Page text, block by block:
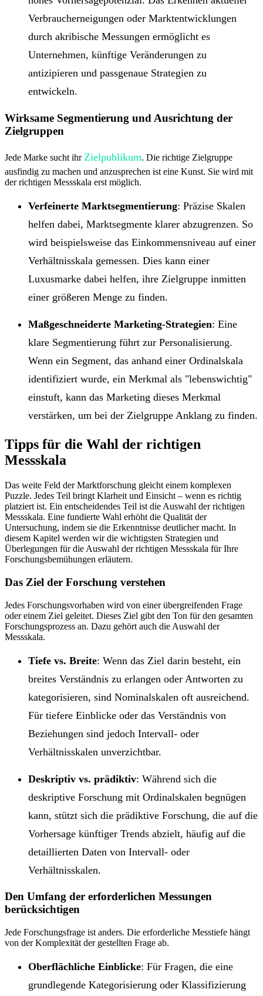
Verbraucherneigungen oder Marktentwicklungen
durch akribische Messungen ermöglicht es
Unternehmen, künftige Veränderungen zu
antizipieren und passgenaue Strategien zu
entwickeln.
Wirksame Segmentierung und Ausrichtung der
Zielgruppen
Jede Marke sucht ihrZielpublikum. Die richtige Zielgruppe
ausfindig zu machen und anzusprechen ist eine Kunst. Sie wird mit
der richtigen Messskala erst möglich.
Verfeinerte Marktsegmentierung: Präzise Skalen
helfen dabei, Marktsegmente klarer abzugrenzen. So
wird beispielsweise das Einkommensniveau auf einer
Verhältnisskala gemessen. Dies kann einer
Luxusmarke dabei helfen, ihre Zielgruppe inmitten
einer größeren Menge zu finden.
Maßgeschneiderte Marketing-Strategien: Eine
klare Segmentierung führt zur Personalisierung.
Wenn ein Segment, das anhand einer Ordinalskala
identifiziert wurde, ein Merkmal als lebenswichtig
einstuft, kann das Marketing dieses Merkmal
verstärken, um bei der Zielgruppe Anklang zu finden.
Tipps für die Wahl der richtigen
Messskala
Das weite Feld der Marktforschung gleicht einem komplexen
Puzzle. Jedes Teil bringt Klarheit und Einsicht – wenn es richtig
platziert ist. Ein entscheidendes Teil ist die Auswahl der richtigen
Messskala. Eine fundierte Wahl erhöht die Qualität der
Untersuchung, indem sie die Erkenntnisse deutlicher macht. In
diesem Kapitel werden wir die wichtigsten Strategien und
Überlegungen für die Auswahl der richtigen Messskala für Ihre
Forschungsbemühungen erläutern.
Das Ziel der Forschung verstehen
Jedes Forschungsvorhaben wird von einer übergreifenden Frage
oder einem Ziel geleitet. Dieses Ziel gibt den Ton für den gesamten
Forschungsprozess an. Dazu gehört auch die Auswahl der
Messskala.
Tiefe vs. Breite: Wenn das Ziel darin besteht, ein
breites Verständnis zu erlangen oder Antworten zu
kategorisieren, sind Nominalskalen oft ausreichend.
Für tiefere Einblicke oder das Verständnis von
Beziehungen sind jedoch Intervall- oder
Verhältnisskalen unverzichtbar.
Deskriptiv vs. prädiktiv: Während sich die
deskriptive Forschung mit Ordinalskalen begnügen
kann, stützt sich die prädiktive Forschung, die auf die
Vorhersage künftiger Trends abzielt, häufig auf die
detaillierten Daten von Intervall- oder
Verhältnisskalen.
Den Umfang der erforderlichen Messungen
berücksichtigen
Jede Forschungsfrage ist anders. Die erforderliche Messtiefe hängt
von der Komplexität der gestellten Frage ab.
Oberflächliche Einblicke: Für Fragen, die eine
grundlegende Kategorisierung oder Klassifizierung